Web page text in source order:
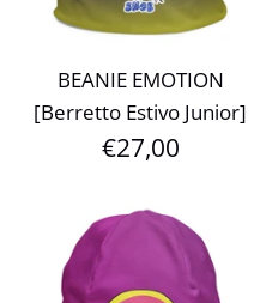
BEANIE EMOTION
[Berretto Estivo Junior]
€27,00